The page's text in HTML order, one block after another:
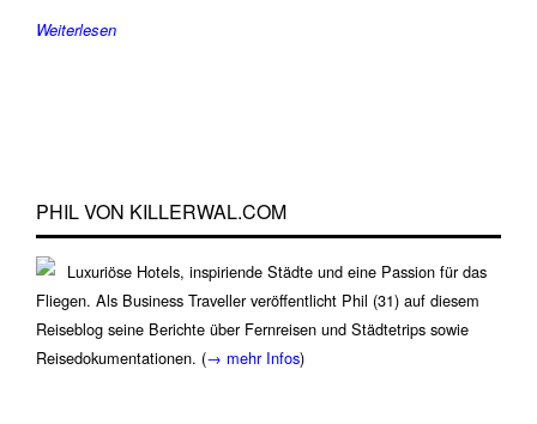
Weiterlesen
PHIL VON KILLERWAL.COM
Luxuriöse Hotels, inspiriende Städte und eine Passion für das
Fliegen. Als Business Traveller veröffentlicht Phil (31) auf diesem
Reiseblog seine Berichte über Fernreisen und Städtetrips sowie
Reisedokumentationen. (→ mehr Infos)